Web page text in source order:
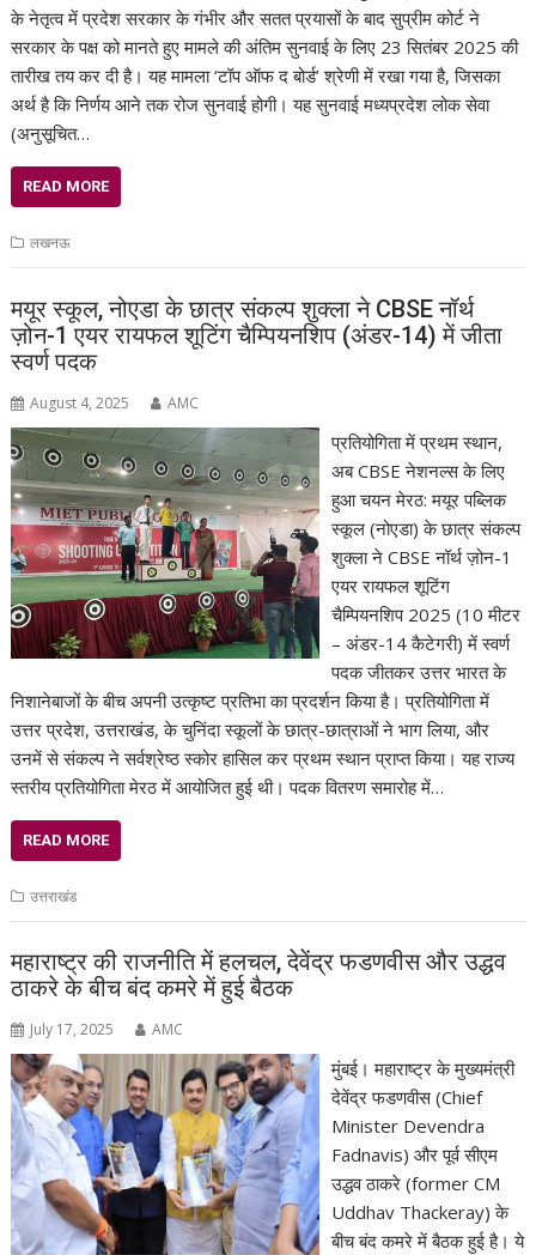
के नेतृत्व में प्रदेश सरकार के गंभीर और सतत प्रयासों के बाद सुप्रीम कोर्ट ने
सरकार के पक्ष को मानते हुए मामले की अंतिम सुनवाई के लिए 23 सितंबर 2025 की
तारीख तय कर दी है। यह मामला ‘टॉप ऑफ द बोर्ड’ श्रेणी में रखा गया है, जिसका
अर्थ है कि निर्णय आने तक रोज सुनवाई होगी। यह सुनवाई मध्यप्रदेश लोक सेवा
(अनुसूचित…
READ MORE
लखनऊ
मयूर स्कूल, नोएडा के छात्र संकल्प शुक्ला ने CBSE नॉर्थ
ज़ोन-1 एयर रायफल शूटिंग चैम्पियनशिप (अंडर-14) में जीता
स्वर्ण पदक
August 4, 2025 AMC
प्रतियोगिता में प्रथम स्थान,
अब CBSE नेशनल्स के लिए
हुआ चयन मेरठ: मयूर पब्लिक
स्कूल (नोएडा) के छात्र संकल्प
शुक्ला ने CBSE नॉर्थ ज़ोन-1
एयर रायफल शूटिंग
चैम्पियनशिप 2025 (10 मीटर
– अंडर-14 कैटेगरी) में स्वर्ण
पदक जीतकर उत्तर भारत के
निशानेबाजों के बीच अपनी उत्कृष्ट प्रतिभा का प्रदर्शन किया है। प्रतियोगिता में
उत्तर प्रदेश, उत्तराखंड, के चुनिंदा स्कूलों के छात्र-छात्राओं ने भाग लिया, और
उनमें से संकल्प ने सर्वश्रेष्ठ स्कोर हासिल कर प्रथम स्थान प्राप्त किया। यह राज्य
स्तरीय प्रतियोगिता मेरठ में आयोजित हुई थी। पदक वितरण समारोह में…
READ MORE
उत्तराखंड
महाराष्ट्र की राजनीति में हलचल, देवेंद्र फडणवीस और उद्धव
ठाकरे के बीच बंद कमरे में हुई बैठक
July 17, 2025 AMC
मुंबई। महाराष्ट्र के मुख्यमंत्री
देवेंद्र फडणवीस (Chief
Minister Devendra
Fadnavis) और पूर्व सीएम
उद्धव ठाकरे (former CM
Uddhav Thackeray) के
बीच बंद कमरे में बैठक हुई है। ये